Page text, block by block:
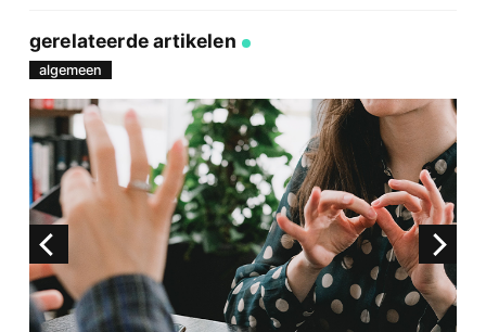
gerelateerde artikelen
algemeen